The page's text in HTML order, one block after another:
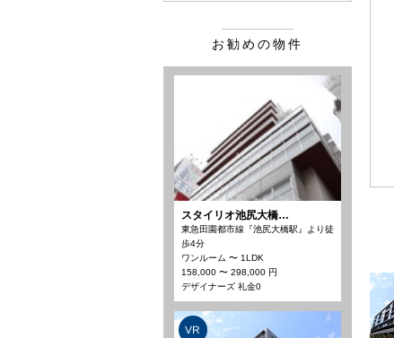
お勧めの物件
スタイリオ池尻大橋…
東急田園都市線『池尻大橋駅』より徒
歩4分
ワンルーム 〜 1LDK
158,000 〜 298,000 円
デザイナーズ 礼金0
VR